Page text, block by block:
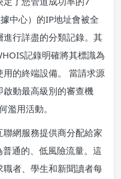
中心）的IP地址會被全
行詳盡的分類記錄。其
記錄明確將其標識為
的終端設備。 當請求源
啟動最高級別的審查機
濫用活動。
網服務提供商分配給家
通的、低風險流量。這
者、學生和新聞讀者每